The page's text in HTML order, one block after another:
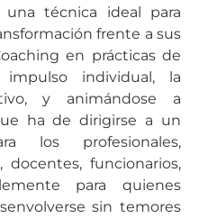
técnica ideal para
frente a sus
en prácticas de
individual, la
y animándose a
ha de dirigirse a un
los profesionales,
docentes, funcionarios,
para quienes
sin temores